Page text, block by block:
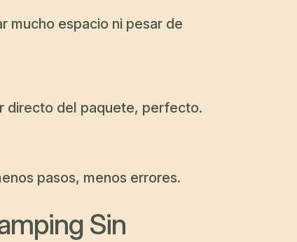
mucho espacio ni pesar de
directo del paquete, perfecto.
pasos, menos errores.
Sin